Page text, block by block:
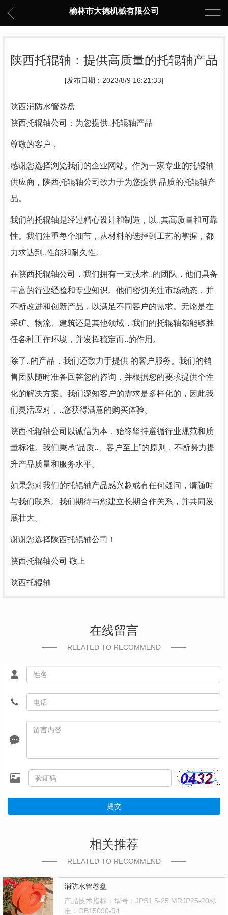
榆林市大德机械有限公司
陕西托辊轴：提供高质量的托辊轴产品
[发布日期：2023/8/9 16:21:33]
陕西消防水管卷盘
陕西托辊轴公司：为您提供..托辊轴产品
尊敬的客户，
感谢您选择浏览我们的企业网站。作为一家专业的托辊轴
供应商，陕西托辊轴公司致力于为您提供 品质的托辊轴产
品。
我们的托辊轴是经过精心设计和制造，以..其高质量和可靠
性。我们注重每个细节，从材料的选择到工艺的掌握，都
力求达到..性能和耐久性。
在陕西托辊轴公司，我们拥有一支技术..的团队，他们具备
丰富的行业经验和专业知识。他们密切关注市场动态，并
不断改进和创新产品，以满足不同客户的需求。无论是在
采矿、物流、建筑还是其他领域，我们的托辊轴都能够胜
任各种工作环境，并发挥稳定而..的作用。
除了..的产品，我们还致力于提供 的客户服务。我们的销
售团队随时准备回答您的咨询，并根据您的要求提供个性
化的解决方案。我们深知客户的需求是多样化的，因此我
们灵活应对，..您获得满意的购买体验。
陕西托辊轴公司以诚信为本，始终坚持遵循行业规范和质
量标准。我们秉承“品质..、客户至上”的原则，不断努力提
升产品质量和服务水平。
如果您对我们的托辊轴产品感兴趣或有任何疑问，请随时
与我们联系。我们期待与您建立长期合作关系，并共同发
展壮大。
谢谢您选择陕西托辊轴公司！
陕西托辊轴公司 敬上
陕西托辊轴
在线留言
RELATED TO RECOMMEND
提交
相关推荐
RELATED TO RECOMMEND
消防水管卷盘
产品技术指标：型号：JPS1.5-25 MRJP25-20标
准：GB15090-94…